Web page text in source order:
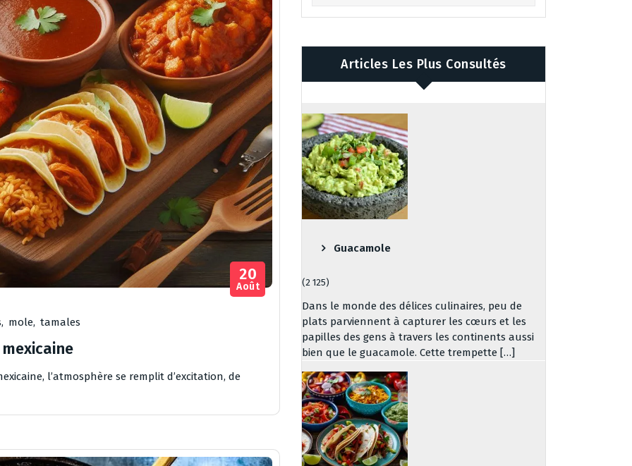
, mole, tamales
20
Août
l’atmosphère se remplit d’excitation, de
Articles Les Plus Consultés
Guacamole
(2 125)
Dans le monde des délices culinaires, peu de
plats parviennent à capturer les cœurs et les
papilles des gens à travers les continents aussi
bien que le guacamole. Cette trempette […]